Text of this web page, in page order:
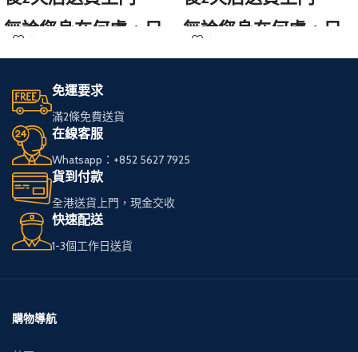
無論您身在何處，只
需訪問我們的網站，
輕鬆選購心儀的免稅
煙。
我們服務全港，送貨
快速可靠，
讓您享受高品質私
煙。
多種品牌和款式供您
選擇，
下單簡便，接受現金
無論您身在何處，只
需訪問我們的網站，
快速可靠，
選擇，
免運要求
滿2條免費送貨
在線客服
Whatsapp：+852 5627 7925
貨到付款
全港送貨上門，現金交收
快速配送
1-3個工作日送貨
購物導航